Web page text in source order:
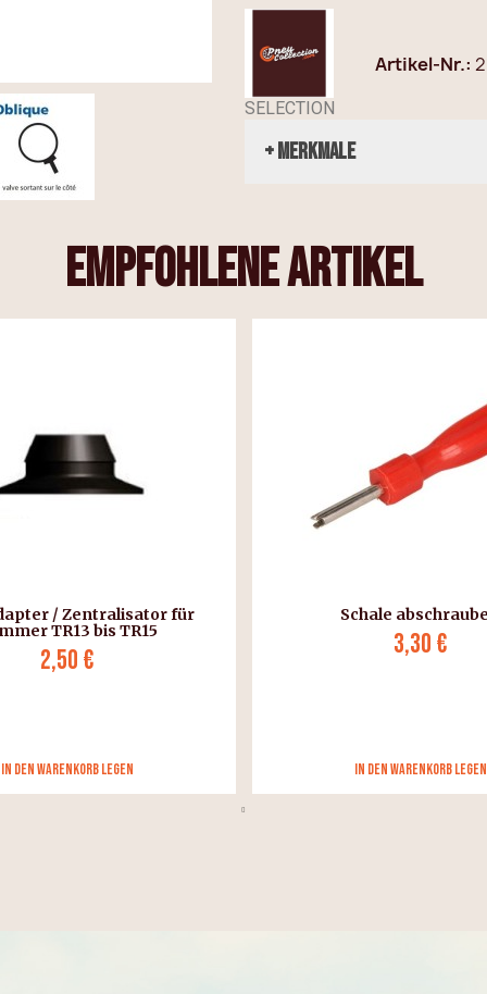
SELECTION
Artikel-Nr.
+ Merkmale
empfohlene Artikel
/ Zentralisator für
TR13 bis TR15
2,50 €
in den Warenkorb legen
Schale
3,30 €
in den Warenkorb legen